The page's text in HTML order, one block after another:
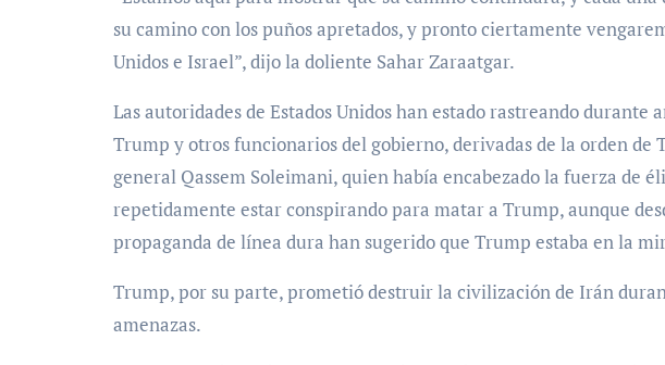
su camino con los puños apretados, y pronto ciertamente
Unidos e Israel”, dijo la doliente Sahar Zaraatgar.
Las autoridades de Estados Unidos han estado rastreando durante
Trump y otros funcionarios del gobierno, derivadas de la orden de
general Qassem Soleimani, quien había encabezado la fuerza de
repetidamente estar conspirando para matar a Trump, aunque
propaganda de línea dura han sugerido que Trump estaba en la
Trump, por su parte, prometió destruir la civilización de Irán
amenazas.